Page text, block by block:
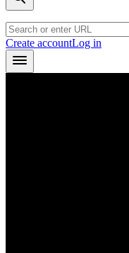
Create accountLog in